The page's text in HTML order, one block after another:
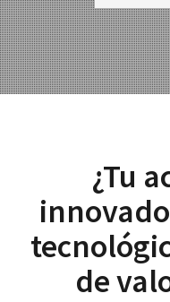
¿Tu
de